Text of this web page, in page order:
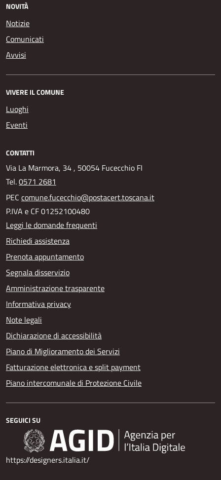
NOVITÀ
Notizie
Comunicati
Avvisi
VIVERE IL COMUNE
Luoghi
Eventi
CONTATTI
Via La Marmora, 34 , 50054 Fucecchio FI
Tel.0571 2681
PEC comune.fucecchio@postacert.toscana.it
P.IVA e CF 01252100480
Leggi le domande frequenti
Richiedi assistenza
Prenota appuntamento
Segnala disservizio
Amministrazione trasparente
Informativa privacy
Note legali
Dichiarazione di accessibilità
Piano di Miglioramento dei Servizi
Fatturazione elettronica e split payment
Piano intercomunale di Protezione Civile
SEGUICI SU
https://designers.italia.it/